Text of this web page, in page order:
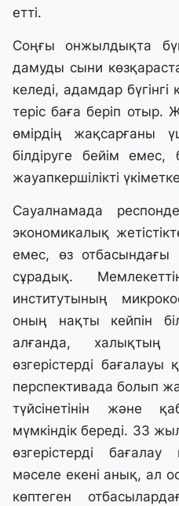
етті.
Соңғы онжылдықта
дамуды сыни
келеді, адамдар
теріс баға беріп
өмірдің жақсарғаны
білдіруге бейім емес,
жауапкершілікті
Сауалнамада
экономикалық
емес, өз отбасындағы
сұрадық.
институтының
оның нақты кейпін
алғанда, халықтың
өзгерістерді бағалауы
перспективада болып
түйсінетінін және
мүмкіндік береді. 33
өзгерістерді
мәселе екені анық, ал
көптеген